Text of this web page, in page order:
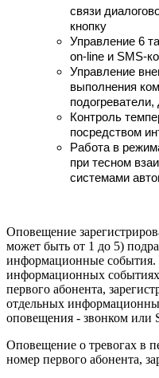
связи
кнопку
Управление 6
on-line и SMS-
Управление
выполнения
Контроль
посредством
Работа в
при тесном
системами
Оповещение
может быть от 1 до 5)
информационные
информационных
первого абонента,
отдельных
оповещения - звонком или
Оповещение о тревогах в
номер первого абонента,